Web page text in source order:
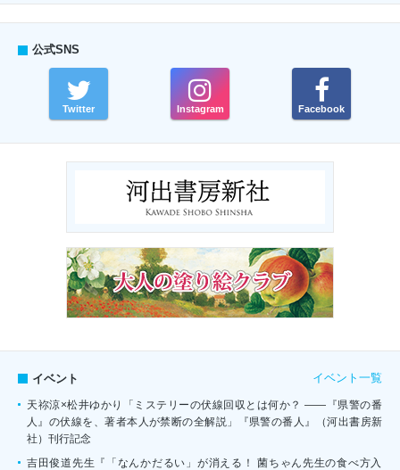
公式SNS
Twitter Instagram Facebook
イベント イベント一覧
天祢涼×松井ゆかり「ミステリーの伏線回収とは何か？ ――『県警の番
人』の伏線を、著者本人が禁断の全解説」『県警の番人』（河出書房新
社）刊行記念
吉田俊道先生『「なんかだるい」が消える！ 菌ちゃん先生の食べ方入